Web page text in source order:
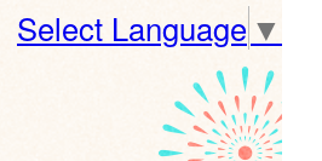
Select Language ▼